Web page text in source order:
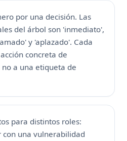
por una decisión. Las
del árbol son 'inmediato',
y 'aplazado'. Cada
concreta de
no a una etiqueta de
para distintos roles:
una vulnerabilidad